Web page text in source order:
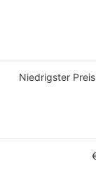
Niedrigster Preis